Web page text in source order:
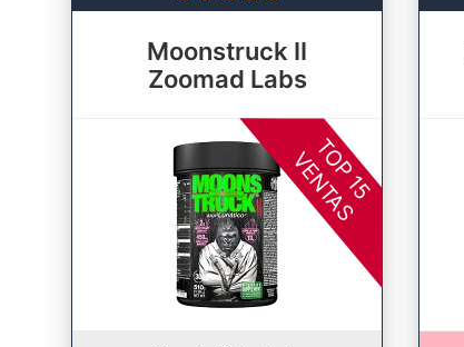
Moonstruck II
Zoomad Labs
TOP 15
VENTAS